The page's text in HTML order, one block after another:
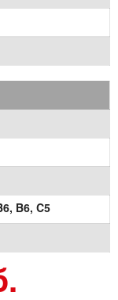
B6, C5